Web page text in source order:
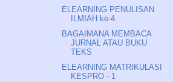
ELEARNING PENULISAN
ILMIAH ke-4.
BAGAIMANA MEMBACA
JURNAL ATAU BUKU
TEKS
ELEARNING MATRIKULASI
KESPRO - 1